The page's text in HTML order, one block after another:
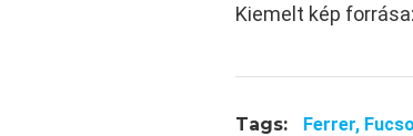
Kiemelt kép
Tags: Ferrer,